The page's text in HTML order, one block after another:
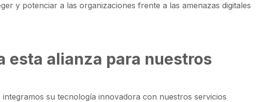
y potenciar a las organizaciones frente a las amenazas digitales
esta alianza para nuestros
su tecnología innovadora con nuestros servicios